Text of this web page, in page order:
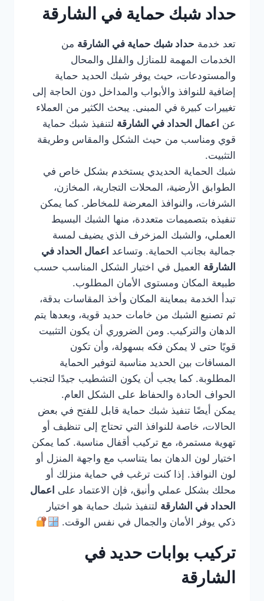
حداد شبك حماية في الشارقة
تعد خدمة حداد شبك حماية في الشارقة من
الخدمات المهمة للمنازل والفلل والمحال
والمستودعات، حيث يوفر شبك الحديد حماية
إضافية للنوافذ والأبواب والمداخل دون الحاجة إلى
تغييرات كبيرة في المبنى. يبحث الكثير من العملاء
عن اعمال الحداد في الشارقة لتنفيذ شبك حماية
قوي ومناسب من حيث الشكل والمقاس وطريقة
التثبيت.
شبك الحماية الحديدي يستخدم بشكل خاص في
الطوابق الأرضية، المحلات التجارية، المخازن،
الشرفات، والنوافذ المعرضة للمخاطر. كما يمكن
تنفيذه بتصميمات متعددة، منها الشبك البسيط
العملي، والشبك المزخرف الذي يضيف لمسة
جمالية بجانب الحماية. وتساعد اعمال الحداد في
الشارقة العميل في اختيار الشكل المناسب حسب
طبيعة المكان ومستوى الأمان المطلوب.
تبدأ الخدمة بمعاينة المكان وأخذ المقاسات بدقة،
ثم تصنيع الشبك من خامات حديد قوية، وبعدها يتم
الدهان والتركيب. ومن الضروري أن يكون التثبيت
قويًا حتى لا يمكن فكه بسهولة، وأن تكون
المسافات بين الحديد مناسبة لتوفير الحماية
المطلوبة. كما يجب أن يكون التشطيب جيدًا لتجنب
الحواف الحادة والحفاظ على الشكل العام.
يمكن أيضًا تنفيذ شبك حماية قابل للفتح في بعض
الحالات، خاصة للنوافذ التي تحتاج إلى تنظيف أو
تهوية مستمرة، مع تركيب أقفال مناسبة. كما يمكن
اختيار لون الدهان بما يتناسب مع واجهة المنزل أو
لون النوافذ. إذا كنت ترغب في حماية منزلك أو
محلك بشكل عملي وأنيق، فإن الاعتماد على اعمال
الحداد في الشارقة لتنفيذ شبك حماية هو اختيار
ذكي يوفر الأمان والجمال في نفس الوقت.
تركيب بوابات حديد في
الشارقة